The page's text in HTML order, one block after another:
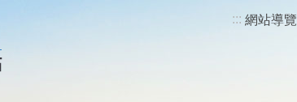
::: 網站導覽